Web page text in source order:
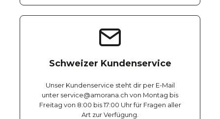
Schweizer Kundenservice
Unser Kundenservice steht dir per E-Mail
unter service@amorana.ch von Montag bis
Freitag von 8:00 bis 17:00 Uhr für Fragen aller
Art zur Verfügung.